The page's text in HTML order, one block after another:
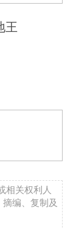
王
相关权利人
编、复制及